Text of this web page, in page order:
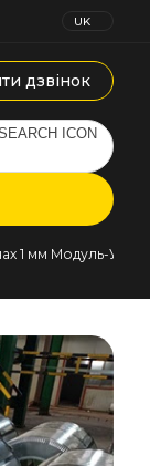
UK
дзвінок
1 мм Модуль-